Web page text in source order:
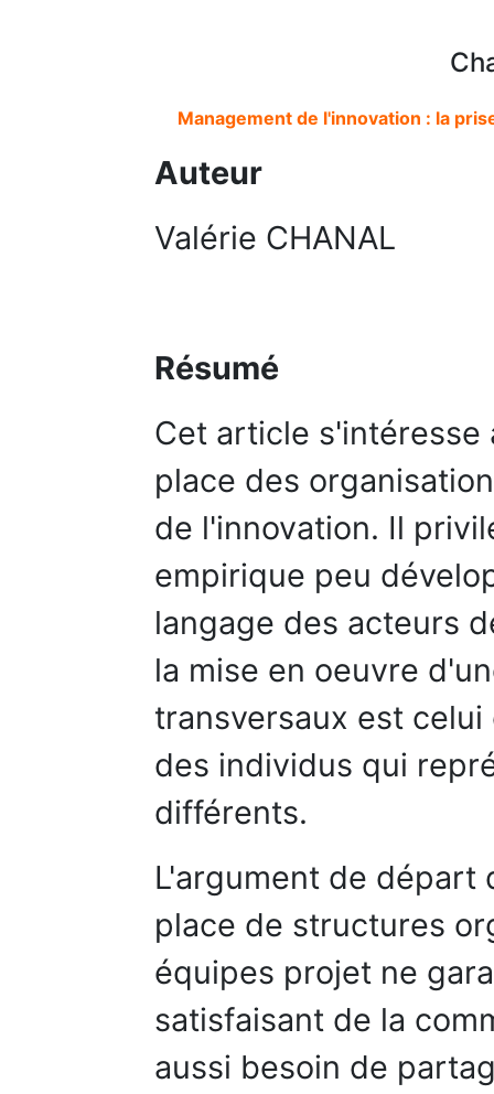
Management de l'innovation : la
Auteur
Valérie CHANAL
Résumé
Cet article s'intéresse
place des
de l'innovation. Il
empirique peu
langage des acteurs
la mise en oeuvre
transversaux est
des individus qui
différents.
L'argument de départ
place de structures
équipes projet ne
satisfaisant de la
aussi besoin de